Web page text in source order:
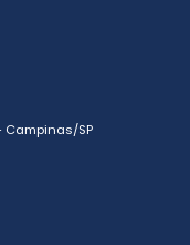
Campinas/SP